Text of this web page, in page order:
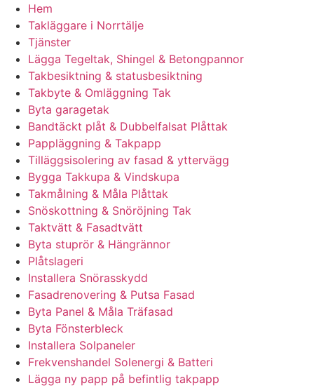
Hem
Takläggare i Norrtälje
Tjänster
Lägga Tegeltak, Shingel & Betongpannor
Takbesiktning & statusbesiktning
Takbyte & Omläggning Tak
Byta garagetak
Bandtäckt plåt & Dubbelfalsat Plåttak
Pappläggning & Takpapp
Tilläggsisolering av fasad & yttervägg
Bygga Takkupa & Vindskupa
Takmålning & Måla Plåttak
Snöskottning & Snöröjning Tak
Taktvätt & Fasadtvätt
Byta stuprör & Hängrännor
Plåtslageri
Installera Snörasskydd
Fasadrenovering & Putsa Fasad
Byta Panel & Måla Träfasad
Byta Fönsterbleck
Installera Solpaneler
Frekvenshandel Solenergi & Batteri
Lägga ny papp på befintlig takpapp